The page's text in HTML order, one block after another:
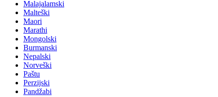
Malajalamski
Malteški
Maori
Marathi
Mongolski
Burmanski
Nepalski
Norveški
Paštu
Perzijski
Pandžabi